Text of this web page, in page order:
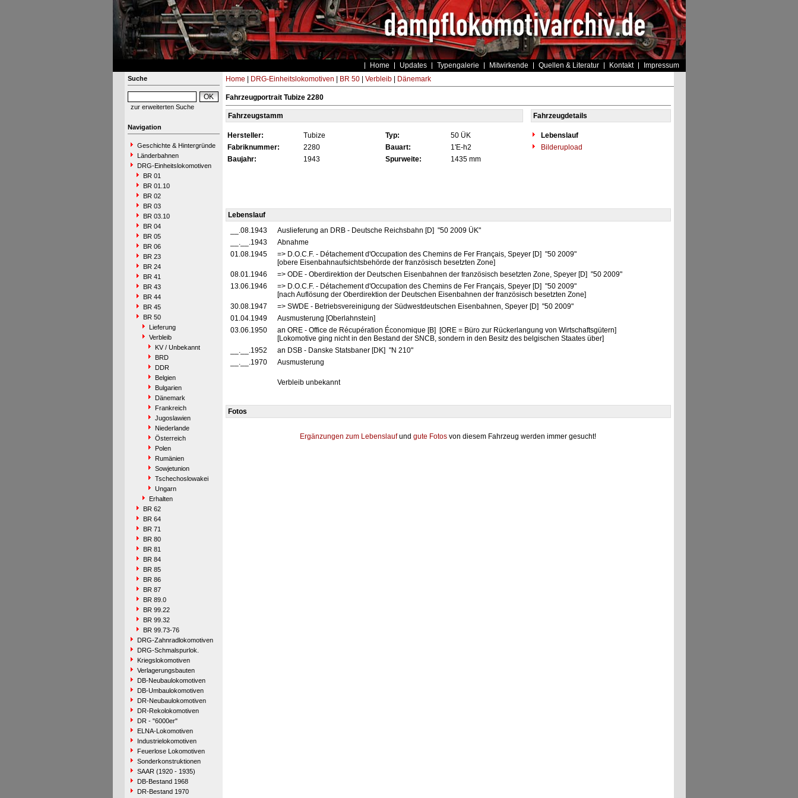
Home Updates Typengalerie Mitwirkende Quellen & Literatur Kontakt Impressum
Suche
zur erweiterten Suche
Navigation
Geschichte & Hintergründe
Länderbahnen
DRG-Einheitslokomotiven
BR 01
BR 01.10
BR 02
BR 03
BR 03.10
BR 04
BR 05
BR 06
BR 23
BR 24
BR 41
BR 43
BR 44
BR 45
BR 50
Lieferung
Verbleib
KV / Unbekannt
BRD
DDR
Belgien
Bulgarien
Dänemark
Frankreich
Jugoslawien
Niederlande
Österreich
Polen
Rumänien
Sowjetunion
Tschechoslowakei
Ungarn
Erhalten
BR 62
BR 64
BR 71
BR 80
BR 81
BR 84
BR 85
BR 86
BR 87
BR 89.0
BR 99.22
BR 99.32
BR 99.73-76
DRG-Zahnradlokomotiven
DRG-Schmalspurlok.
Kriegslokomotiven
Verlagerungsbauten
DB-Neubaulokomotiven
DB-Umbaulokomotiven
DR-Neubaulokomotiven
DR-Rekolokomotiven
DR - "6000er"
ELNA-Lokomotiven
Industrielokomotiven
Feuerlose Lokomotiven
Sonderkonstruktionen
SAAR (1920 - 1935)
DB-Bestand 1968
DR-Bestand 1970
Home DRG-Einheitslokomotiven BR 50| Verbleib| Dänemark
Fahrzeugportrait Tubize 2280
Fahrzeugstamm Fahrzeugdetails
Hersteller: Tubize Typ: 50 ÜK
Lebenslauf
Fabriknummer:
2280 Bauart: 1'E-h2
Bilderupload
Baujahr:
1943 Spurweite: 1435 mm
Lebenslauf
__.08.1943
Auslieferung an DRB - Deutsche Reichsbahn [D] "50 2009 ÜK"
__.__.1943
Abnahme
01.08.1945
=> D.O.C.F. - Détachement d'Occupation des Chemins de Fer Français, Speyer [D] "50 2009"
[obere Eisenbahnaufsichtsbehörde der französisch besetzten Zone]
08.01.1946
=> ODE - Oberdirektion der Deutschen Eisenbahnen der französisch besetzten Zone, Speyer [D] "50 2009"
13.06.1946
=> D.O.C.F. - Détachement d'Occupation des Chemins de Fer Français, Speyer [D] "50 2009"
[nach Auflösung der Oberdirektion der Deutschen Eisenbahnen der französisch besetzten Zone]
30.08.1947
=> SWDE - Betriebsvereinigung der Südwestdeutschen Eisenbahnen, Speyer [D] "50 2009"
01.04.1949
Ausmusterung [Oberlahnstein]
03.06.1950
an ORE - Office de Récupération Économique [B] [ORE = Büro zur Rückerlangung von Wirtschaftsgütern]
[Lokomotive ging nicht in den Bestand der SNCB, sondern in den Besitz des belgischen Staates über]
__.__.1952
an DSB - Danske Statsbaner [DK] "N 210"
__.__.1970
Ausmusterung
Verbleib unbekannt
Fotos
Ergänzungen zum Lebenslaufund gute Fotos von diesem Fahrzeug werden immer gesucht!